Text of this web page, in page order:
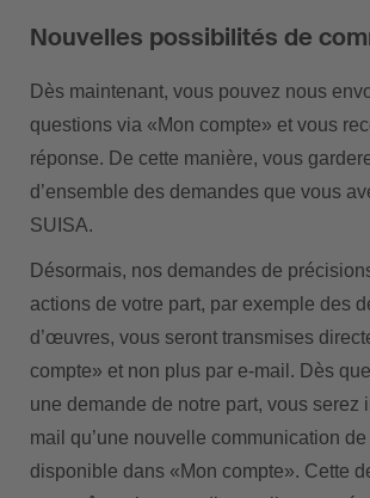
Nouvelles possibilités de
Dès maintenant, vous pouvez nous
questions via «Mon compte» et vous
réponse. De cette manière, vous
d’ensemble des demandes que vous
SUISA.
Désormais, nos demandes de
actions de votre part, par exemple des
d’œuvres, vous seront transmises
compte» et non plus par e-mail. Dès
une demande de notre part, vous serez
mail qu’une nouvelle communication
disponible dans «Mon compte». Cette